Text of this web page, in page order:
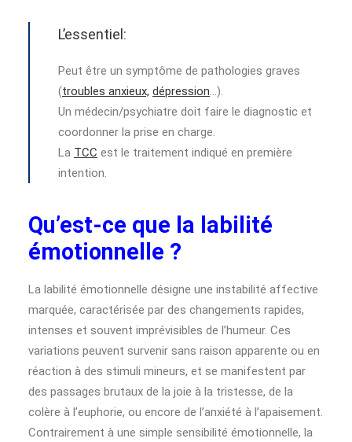
L’essentiel:
Peut être un symptôme de pathologies graves
(troubles anxieux, dépression…).
Un médecin/psychiatre doit faire le diagnostic et
coordonner la prise en charge.
La TCC est le traitement indiqué en première
intention.
Qu’est-ce que la labilité
émotionnelle ?
La labilité émotionnelle désigne une instabilité affective
marquée, caractérisée par des changements rapides,
intenses et souvent imprévisibles de l’humeur. Ces
variations peuvent survenir sans raison apparente ou en
réaction à des stimuli mineurs, et se manifestent par
des passages brutaux de la joie à la tristesse, de la
colère à l’euphorie, ou encore de l’anxiété à l’apaisement.
Contrairement à une simple sensibilité émotionnelle, la